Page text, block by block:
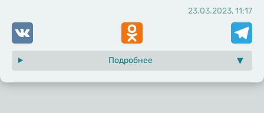
23.03.2023, 11:17
VK Odnoklassniki
Подробнее